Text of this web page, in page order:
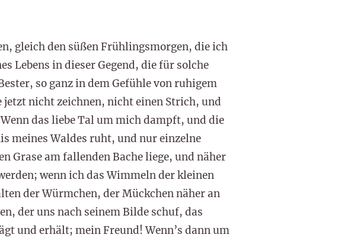
gleich den süßen Frühlingsmorgen, die ich
Lebens in dieser Gegend, die für solche
so ganz in dem Gefühle von ruhigem
nicht zeichnen, nicht einen Strich, und
das liebe Tal um mich dampft, und die
meines Waldes ruht, und nur einzelne
Grase am fallenden Bache liege, und näher
wenn ich das Wimmeln der kleinen
der Würmchen, der Mückchen näher an
der uns nach seinem Bilde schuf, das
und erhält; mein Freund! Wenn’s dann um